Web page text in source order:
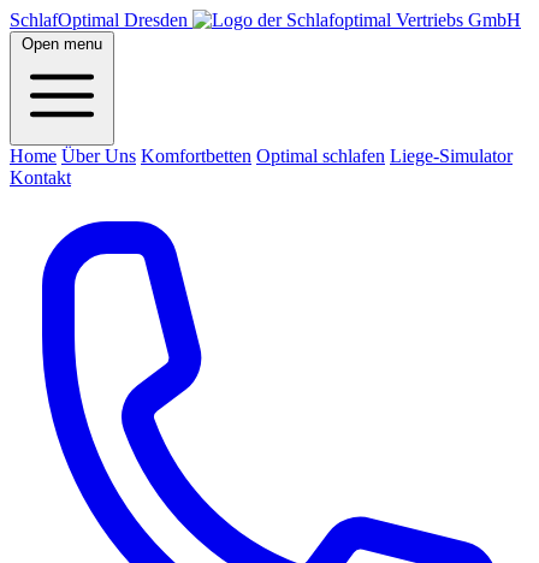
SchlafOptimal Dresden
Open menu
Home Über Uns Komfortbetten Optimal schlafen Liege-Simulator
Kontakt